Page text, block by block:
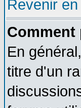
Revenir
Comment
En
titre d'un